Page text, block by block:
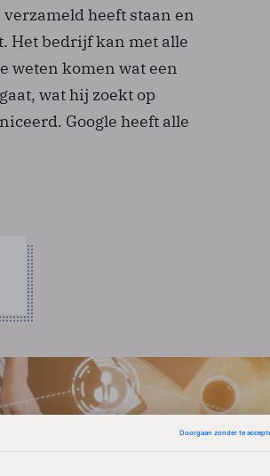
heeft staan en
Het bedrijf kan met alle
weten komen wat een
wat hij zoekt op
Google heeft alle